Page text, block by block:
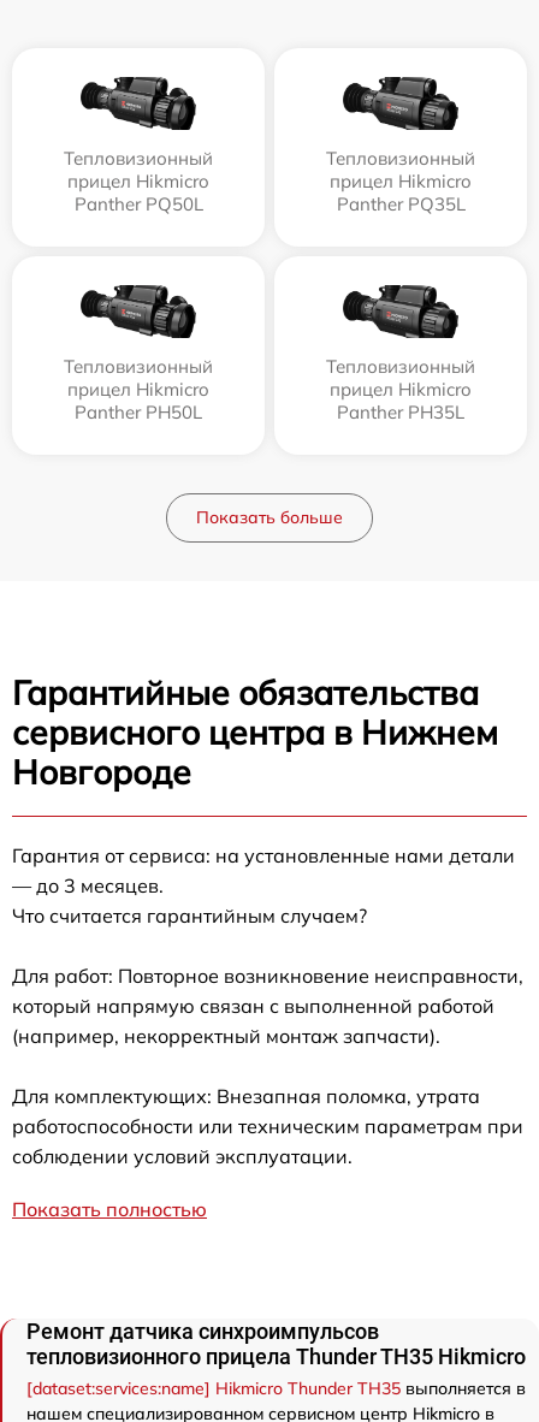
Тепловизионный
прицел Hikmicro
Panther PQ50L
Тепловизионный
прицел Hikmicro
Panther PQ35L
Тепловизионный
прицел Hikmicro
Panther PH50L
Тепловизионный
прицел Hikmicro
Panther PH35L
Показать больше
Гарантийные обязательства
сервисного центра в Нижнем
Новгороде
Гарантия от сервиса: на установленные нами детали
— до 3 месяцев.
Что считается гарантийным случаем?
Для работ: Повторное возникновение неисправности,
который напрямую связан с выполненной работой
(например, некорректный монтаж запчасти).
Для комплектующих: Внезапная поломка, утрата
работоспособности или техническим параметрам при
соблюдении условий эксплуатации.
Показать полностью
Ремонт датчика синхроимпульсов
тепловизионного прицела Thunder TH35 Hikmicro
[dataset:services:name] Hikmicro Thunder TH35 выполняется в
нашем специализированном сервисном центр Hikmicro в